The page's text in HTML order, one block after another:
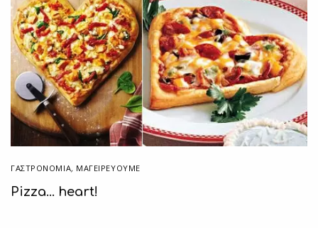
ΓΑΣΤΡΟΝΟΜΙΑ, ΜΑΓΕΙΡΕΎΟΥΜΕ
Pizza… heart!